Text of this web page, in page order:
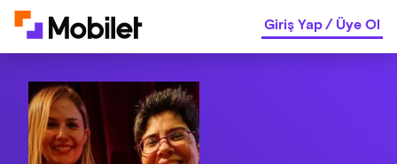
Giriş Yap/Üye Ol